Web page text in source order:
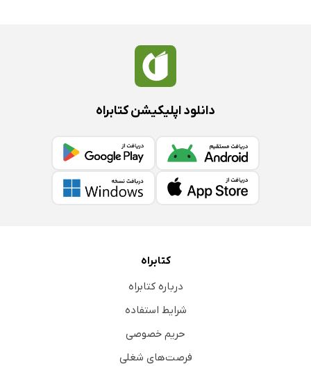
دانلود اپلیکیشن کتابراه
کتابراه
درباره کتابراه
شرایط استفاده
حریم خصوصی
فرصت‌های شغلی